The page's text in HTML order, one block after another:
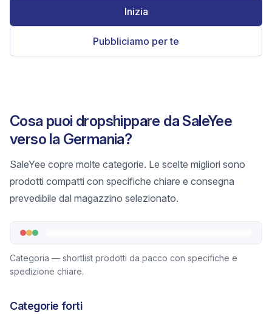
Inizia
Pubbliciamo per te
Cosa puoi dropshippare da SaleYee
verso la Germania?
SaleYee copre molte categorie. Le scelte migliori sono
prodotti compatti con specifiche chiare e consegna
prevedibile dal magazzino selezionato.
Categoria — shortlist prodotti da pacco con specifiche e
spedizione chiare.
Categorie forti